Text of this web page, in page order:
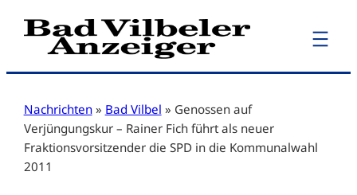
Zum
Inhalt
Nachrichten » Bad Vilbel » Genossen auf
Verjüngungskur – Rainer Fich führt als neuer
Fraktionsvorsitzender die SPD in die Kommunalwahl
2011